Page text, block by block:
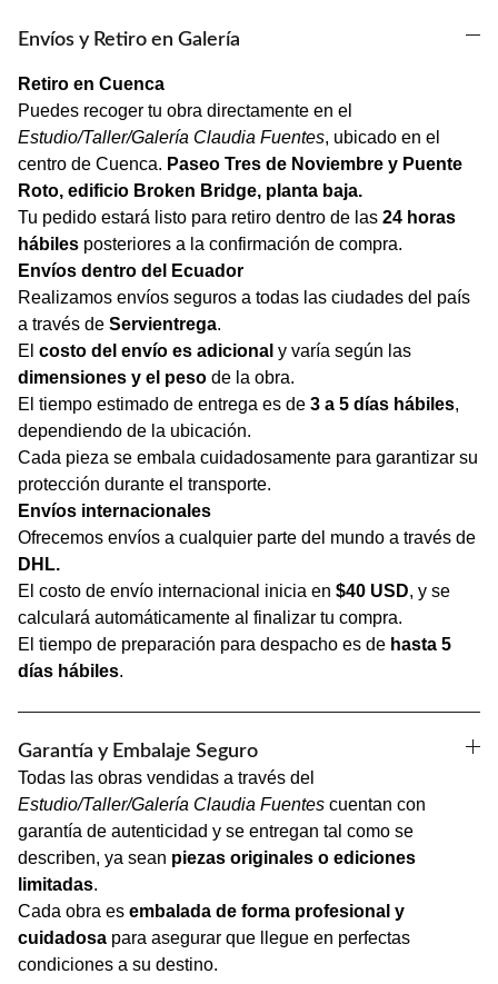
Envíos y Retiro en Galería
Retiro en Cuenca
Puedes recoger tu obra directamente en el
Estudio/Taller/Galería Claudia Fuentes, ubicado en el
centro de Cuenca. Paseo Tres de Noviembre y Puente
Roto, edificio Broken Bridge, planta baja.
Tu pedido estará listo para retiro dentro de las 24 horas
hábiles posteriores a la confirmación de compra.
Envíos dentro del Ecuador
Realizamos envíos seguros a todas las ciudades del país
a través de Servientrega.
El costo del envío es adicional y varía según las
dimensiones y el peso de la obra.
El tiempo estimado de entrega es de 3 a 5 días hábiles,
dependiendo de la ubicación.
Cada pieza se embala cuidadosamente para garantizar su
protección durante el transporte.
Envíos internacionales
Ofrecemos envíos a cualquier parte del mundo a través de
DHL.
El costo de envío internacional inicia en $40 USD, y se
calculará automáticamente al finalizar tu compra.
El tiempo de preparación para despacho es de hasta 5
días hábiles.
Garantía y Embalaje Seguro
Todas las obras vendidas a través del
Estudio/Taller/Galería Claudia Fuentes cuentan con
garantía de autenticidad y se entregan tal como se
describen, ya sean piezas originales o ediciones
limitadas.
Cada obra es embalada de forma profesional y
cuidadosa para asegurar que llegue en perfectas
condiciones a su destino.